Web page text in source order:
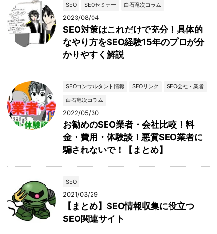
SEO SEOセミナー 白石竜次コラム
2023/08/04
SEO対策はこれだけで充分！具体的
なやり方をSEO経験15年のプロが分
かりやすく解説
SEOコンサルタント情報 SEOリンク
SEO会社・業者
白石竜次コラム
2022/05/30
お勧めのSEO業者・会社比較！料
金・費用・体験談！悪質SEO業者に
騙されないで！【まとめ】
SEO
2021/03/29
【まとめ】SEO情報収集に役立つ
SEO関連サイト